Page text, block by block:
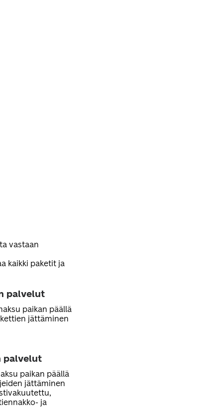
vastaan
kaikki paketit ja
palvelut
paikan päällä
jättäminen
palvelut
paikan päällä
jättäminen
ja